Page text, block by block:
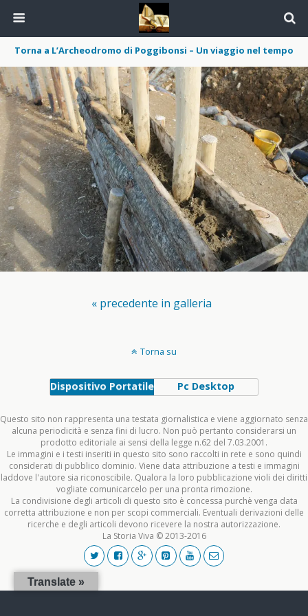
Torna a L’Archeodromo di Poggibonsi – Un viaggio nel tempo
« precedente in galleria
Torna su
Dispositivo Portatile Pc Desktop
Questo sito non rappresenta una testata giornalistica e viene aggiornato senza
alcuna periodicità e senza fini di lucro. Non può pertanto considerarsi un
prodotto editoriale ai sensi della legge n.62 del 7.03.2001.
Le immagini e i testi inseriti in questo sito sono raccolti in rete e sono quindi
considerati di pubblico dominio. Viene data attribuzione a testi e immagini
laddove l'autore sia riconoscibile. Qualora la loro pubblicazione violi dei diritti
vogliate comunicarcelo per una pronta rimozione.
La condivisione degli articoli di questo sito è concessa purchè venga data
corretta attribuzione e non per scopi commerciali. Eventuali derivazioni delle
ricerche e degli articoli devono ricevere la nostra autorizzazione.
La Storia Viva © 2013-2016
Translate »